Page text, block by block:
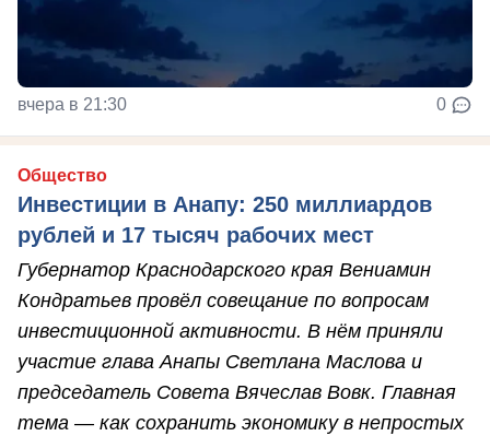
вчера в 21:30 0
Общество
Инвестиции в Анапу: 250 миллиардов
рублей и 17 тысяч рабочих мест
Губернатор Краснодарского края Вениамин
Кондратьев провёл совещание по вопросам
инвестиционной активности. В нём приняли
участие глава Анапы Светлана Маслова и
председатель Совета Вячеслав Вовк. Главная
тема — как сохранить экономику в непростых